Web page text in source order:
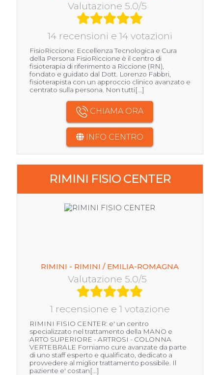
Valutazione 5.0/5
14 recensioni e 14 votazioni
FisioRiccione: Eccellenza Tecnologica e Cura
della Persona FisioRiccione è il centro di
fisioterapia di riferimento a Riccione (RN),
fondato e guidato dal Dott. Lorenzo Fabbri,
fisioterapista con un approccio clinico avanzato e
centrato sulla persona. Non tutti[...]
CHIAMA ORA
INFO CENTRO
RIMINI FISIO CENTER
RIMINI - RIMINI / EMILIA-ROMAGNA
Valutazione 5.0/5
1 recensione e 1 votazione
RIMINI FISIO CENTER: e' un centro
specializzato nel trattamento della MANO e
ARTO SUPERIORE - ARTROSI - COLONNA
VERTEBRALE Forniamo cure avanzate da parte
di uno staff esperto e qualificato, dedicato a
provvedere al miglior trattamento possibile. Il
paziente e' costan[...]